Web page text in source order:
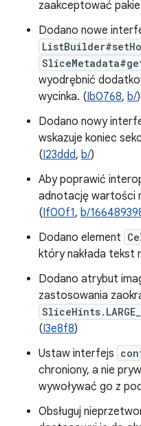
zaakceptować
Dodano nowe
wyodrębnić
wycinka. (Ib0768, b/)
Dodano nowy
wskazuje koniec
(I23ddd, b/)
Aby poprawić
adnotację wartości
(If00f1, b/
Dodano element
który nakłada tekst
Dodano atrybut
zastosowania
(I3e8f8)
Ustaw interfejs
chroniony, a nie
wywoływać go z
Obsługuj